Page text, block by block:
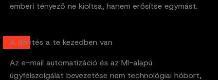
emberi tényező ne kioltsa, hanem erősítse egymást.
A döntés a te kezedben van
Az e-mail automatizáció és az MI-alapú
ügyfélszolgálat bevezetése nem technológiai hóbort,